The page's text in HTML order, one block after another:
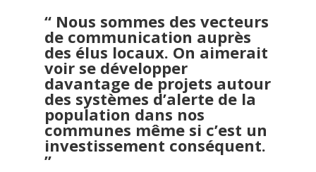
“ Nous sommes des vecteurs
de communication auprès
des élus locaux. On aimerait
voir se développer
davantage de projets autour
des systèmes d’alerte de la
population dans nos
communes même si c’est un
investissement conséquent.
”